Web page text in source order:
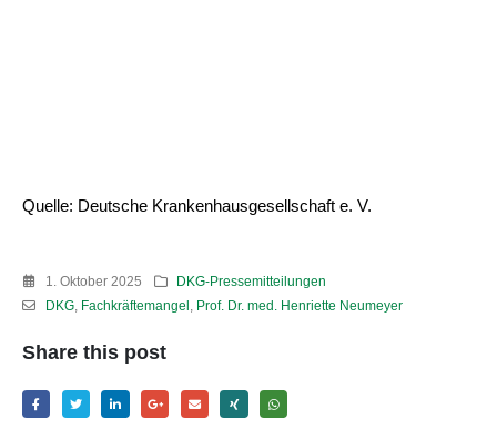
Quelle: Deutsche Krankenhausgesellschaft e. V.
1. Oktober 2025
DKG-Pressemitteilungen
DKG, Fachkräftemangel Prof. Dr. med. Henriette Neumeyer
Share this post